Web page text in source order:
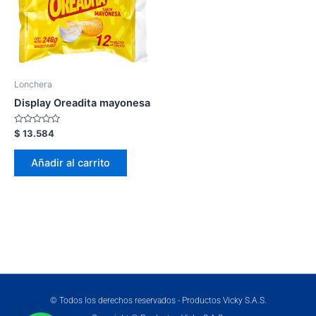
Lonchera
Display Oreadita mayonesa
Valorado
en
0
$ 13.584
Añadir al carrito
© Todos los derechos reservados - Productos Vicky S.A.S.